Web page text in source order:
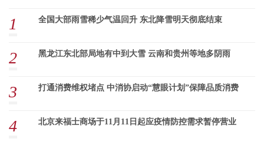
1 全国大部雨雪稀少气温回升 东北降雪明天彻底结束
2 黑龙江东北部局地有中到大雪 云南和贵州等地多阴雨
3 打通消费维权堵点 中消协启动“慧眼计划”保障品质消费
4 北京来福士商场于11月11日起应疫情防控需求暂停营业